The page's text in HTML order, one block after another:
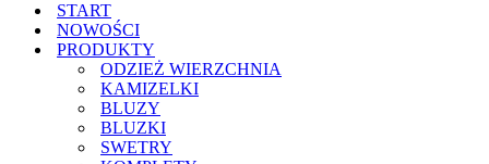
START
NOWOŚCI
PRODUKTY
ODZIEŻ WIERZCHNIA
KAMIZELKI
BLUZY
BLUZKI
SWETRY